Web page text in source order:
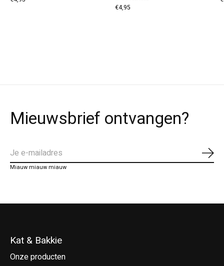
€4,95
Mieuwsbrief ontvangen?
Miauw miauw miauw
Kat & Bakkie
Onze producten